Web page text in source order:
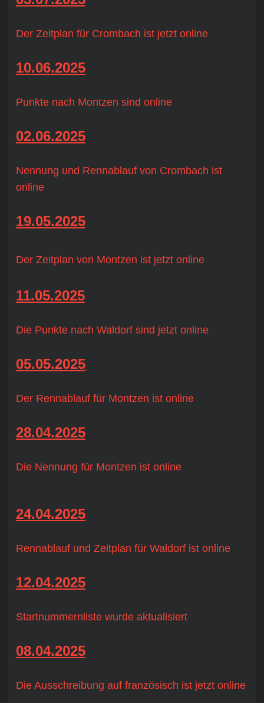
Der Zeitplan für Crombach ist jetzt online
10.06.2025
Punkte nach Montzen sind online
02.06.2025
Nennung und Rennablauf von Crombach ist
online
19.05.2025
Der Zeitplan von Montzen ist jetzt online
11.05.2025
Die Punkte nach Waldorf sind jetzt online
05.05.2025
Der Rennablauf für Montzen ist online
28.04.2025
Die Nennung für Montzen ist online
24.04.2025
Rennablauf und Zeitplan für Waldorf ist online
12.04.2025
Startnummernliste wurde aktualisiert
08.04.2025
Die Ausschreibung auf französisch ist jetzt online